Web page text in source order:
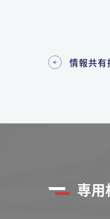
情報共有
専用